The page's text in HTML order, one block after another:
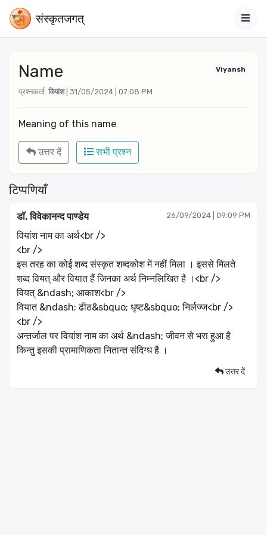
संस्‍कृतजगत्
Name
प्रश्नकर्ता: वियांश | 31/05/2024 | 07:08 PM
Viyansh
Meaning of this name
उत्तर दें सभी प्रश्न
टिप्पणियाँ
डॉ. विवेकानन्द पाण्डेय 26/09/2024 | 09:09 PM
वियांश नाम का अर्थ<br />
<br />
इस तरह का कोई शब्द संस्कृत शब्दकोश में नहीं मिला । इससे मिलते
शब्द वियत् और वियात हैं जिनका अर्थ निम्नलिखित है ।<br />
वियत् &ndash; आकाश<br />
वियात &ndash; ढीठ&sbquo; धृष्ट&sbquo; निर्लज्ज<br />
<br />
अन्तर्जाल पर वियांश नाम का अर्थ &ndash; जीवन से भरा हुआ है
किन्तु इसकी प्रामाणिकता नितान्त संदिग्ध है ।
उत्तर दें